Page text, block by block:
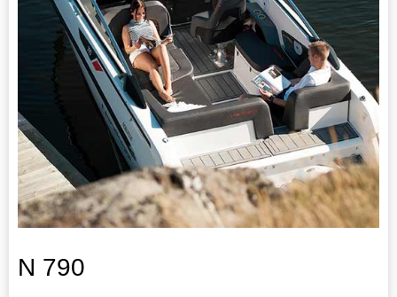
N 790